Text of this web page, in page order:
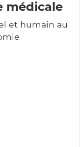
médicale
et humain au